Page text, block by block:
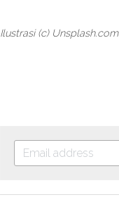
Ilustrasi (c) Unsplash.com